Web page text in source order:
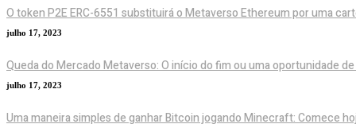
O token P2E ERC-6551 substituirá o Metaverso Ethereum por uma
julho 17, 2023
Queda do Mercado Metaverso: O início do fim ou uma oportunidade
julho 17, 2023
Uma maneira simples de ganhar Bitcoin jogando Minecraft: Comece